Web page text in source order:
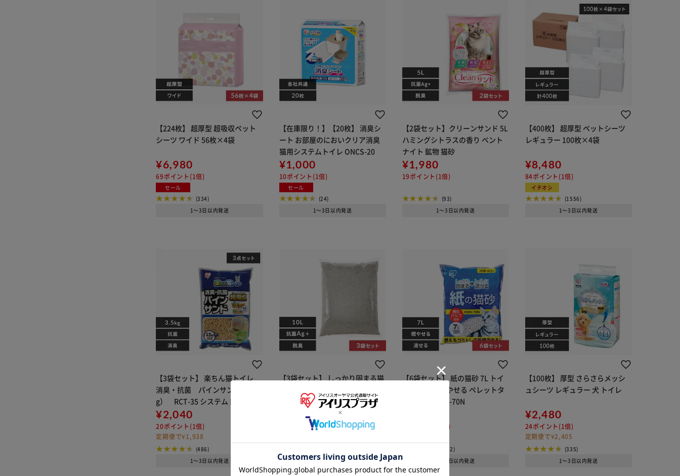
【224枚】 超厚型 超吸収ペット
シーツ ワイド 56枚×4袋
¥6,980
69ポイント(1倍)
セール
(334)
1～3日以内発送
【在庫限り！】【20枚】 消臭シ
ート お部屋のにおいクリア消臭
猫用システムトイレ ONCS-20
¥1,000
10ポイント(1倍)
セール
(24)
1～3日以内発送
【2袋セット】クリーンサンド 5L
ハミングシトラスの香り ベント
ナイト 鉱物 猫砂
¥1,980
19ポイント(1倍)
(93)
1～3日以内発送
【400枚】 超厚型 ペットシーツ
レギュラー 100枚×4袋
¥8,480
84ポイント(1倍)
イチオシ
(1556)
1～3日以内発送
【3袋セット】 楽ちん猫トイレ
消臭・抗菌 パインサンド（3.5k
g） RCT-35 システムトイレ 猫
砂
¥2,040
20ポイント(1倍)
定期便で¥1,938
(486)
1～3日以内発送
【3袋セット】 しっかり固まる猫
¥2,780
27ポイント(1倍)
1～3日以内発送
【6袋セット】 紙の猫砂 7L トイ
レに流せる 燃やせる ペレットタ
イプ 猫砂 KMN-70N
41ポイント(1倍)
(392)
1～3日以内発送
【100枚】 厚型 さらさらメッシ
ュシーツ レギュラー 犬 トイレ
¥2,480
24ポイント(1倍)
定期便で¥2,405
(335)
1～3日以内発送
※ご確認ください